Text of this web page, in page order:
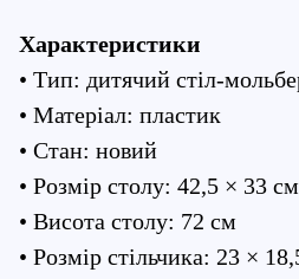
Характеристики
• Тип: дитячий стіл-
• Матеріал: пластик
• Стан: новий
• Розмір столу: 42,5 × 33 см
• Висота столу: 72 см
• Розмір стільчика: 23 ×